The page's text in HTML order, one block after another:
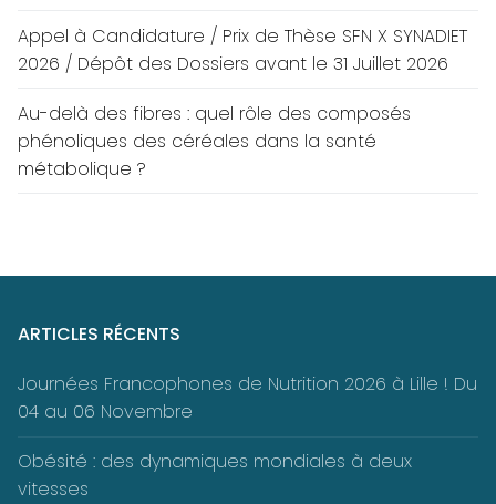
Appel à Candidature / Prix de Thèse SFN X SYNADIET
2026 / Dépôt des Dossiers avant le 31 Juillet 2026
Au-delà des fibres : quel rôle des composés
phénoliques des céréales dans la santé
métabolique ?
ARTICLES RÉCENTS
Journées Francophones de Nutrition 2026 à Lille ! Du
04 au 06 Novembre
Obésité : des dynamiques mondiales à deux
vitesses